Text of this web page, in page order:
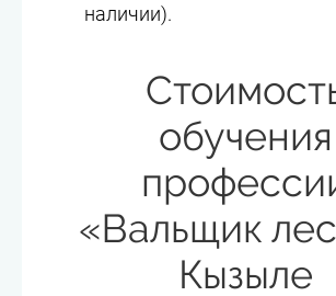
наличии).
обучения
«Вальщик
Кызыле